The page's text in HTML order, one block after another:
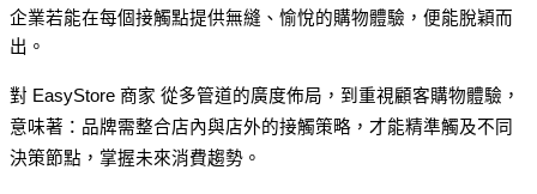
企業若能在每個接觸點提供無縫、愉悅的購物體驗，便能脫穎而
出。
對 EasyStore 商家 從多管道的廣度佈局，到重視顧客購物體驗，
意味著：品牌需整合店內與店外的接觸策略，才能精準觸及不同
決策節點，掌握未來消費趨勢。